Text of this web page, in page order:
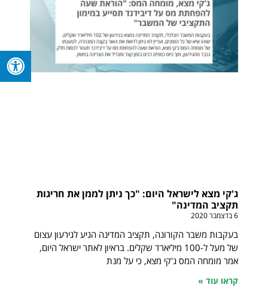
ג'קי מצא לישראל היום: "כך ניתן לממן את חריגות
תקציב המדינה"
6 בדצמבר 2020
בעקבות משבר הקורונה, תקציב המדינה הגיע לגירעון עצום
של מעל ל-100 מיליארד שקלים. בראיון לאתר ישראל היום,
אמר מומחה המס ג'קי מצא, כי על מנת
קראו עוד »